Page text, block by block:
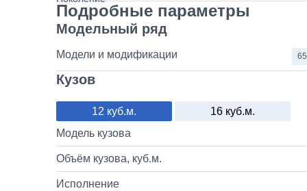
Подробные параметры
Модельный ряд
Модели и модификации
Кузов
12 куб.м.
16 куб.м.
Модель кузова
Объём кузова, куб.м.
Исполнение